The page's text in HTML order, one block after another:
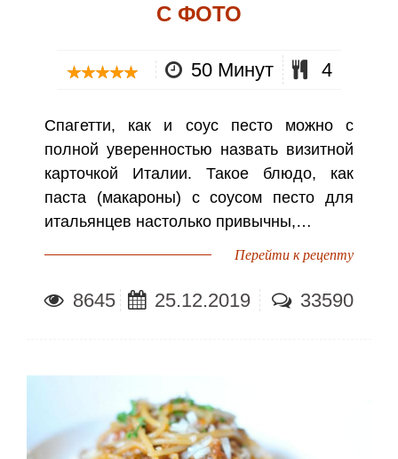
С ФОТО
50 Минут 4
Спагетти, как и соус песто можно с
полной уверенностью назвать визитной
карточкой Италии. Такое блюдо, как
паста (макароны) с соусом песто для
итальянцев настолько привычны,…
Перейти к рецепту
8645 25.12.2019 33590